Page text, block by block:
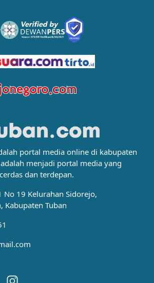
portal media online di kabupaten
menjadi portal media yang
dan terdepan.
No 19 Kelurahan Sidorejo,
Kabupaten Tuban